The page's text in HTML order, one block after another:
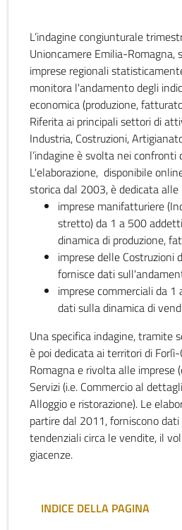
L’indagine congiunturale
Unioncamere Emilia-Romagna,
imprese regionali
monitora l'andamento degli
economica (produzione,
Riferita ai principali settori di
Industria, Costruzioni,
l’indagine è svolta nei
L'elaborazione, disponibile
storica dal 2003, è dedicata alle
imprese manifatturiere
stretto) da 1 a 500
dinamica di produzione,
imprese delle Costruzioni
fornisce dati
imprese commerciali da
dati sulla dinamica di
Una specifica indagine, tramite
è poi dedicata ai territori di
Romagna e rivolta alle imprese
Servizi (i.e. Commercio al
Alloggio e ristorazione). Le
partire dal 2011, forniscono
tendenziali circa le vendite, il
giacenze.
INDICE DELLA PAGINA